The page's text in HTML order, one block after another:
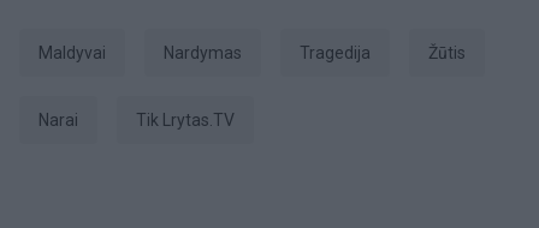
Maldyvai Nardymas tragedija žūtis
narai tik Lrytas.TV